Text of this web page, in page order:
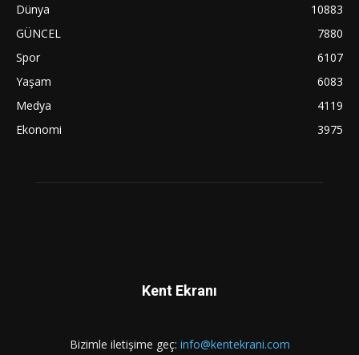
Dünya
10883
GÜNCEL
7880
Spor
6107
Yaşam
6083
Medya
4119
Ekonomi
3975
Kent Ekranı
Bizimle iletişime geç: info@kentekrani.com